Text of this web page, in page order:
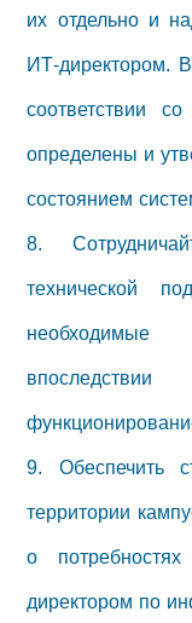
их отдельно и
ИТ-директором.
соответствии
определены и
состоянием
8.
технической
9. Обеспечить
территории
о
директором по